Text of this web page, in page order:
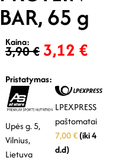
BAR, 65 g
Kaina:
3,90€ 3,12 €
Pristatymas:
Upės g. 5,
Vilnius,
Lietuva
LPEXPRESS
paštomatai
7,00 €(iki 4
d.d)